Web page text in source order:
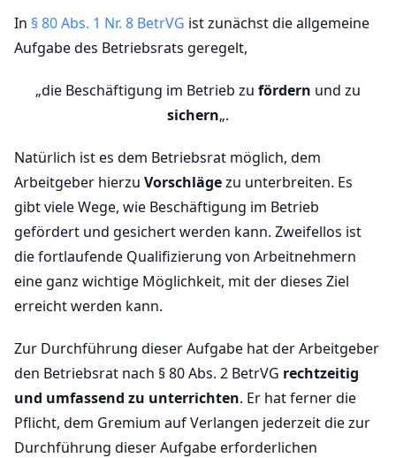
In § 80 Abs. 1 Nr. 8 BetrVG ist zunächst die allgemeine
Aufgabe des Betriebsrats geregelt,
„die Beschäftigung im Betrieb zu fördern und zu
sichern„.
Natürlich ist es dem Betriebsrat möglich, dem
Arbeitgeber hierzu Vorschlägezu unterbreiten. Es
gibt viele Wege, wie Beschäftigung im Betrieb
gefördert und gesichert werden kann. Zweifellos ist
die fortlaufende Qualifizierung von Arbeitnehmern
eine ganz wichtige Möglichkeit, mit der dieses Ziel
erreicht werden kann.
Zur Durchführung dieser Aufgabe hat der Arbeitgeber
den Betriebsrat nach § 80 Abs. 2 BetrVG rechtzeitig
und umfassend zu unterrichten. Er hat ferner die
Pflicht, dem Gremium auf Verlangen jederzeit die zur
Durchführung dieser Aufgabe erforderlichen